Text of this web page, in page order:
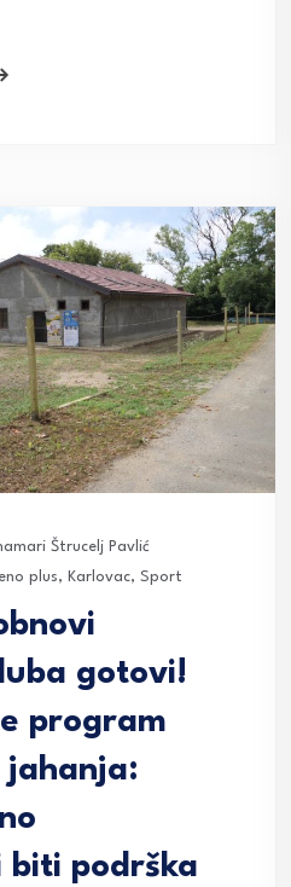
Štrucelj Pavlić
plus, Karlovac, Sport
gotovi!
program
jahanja:
biti podrška